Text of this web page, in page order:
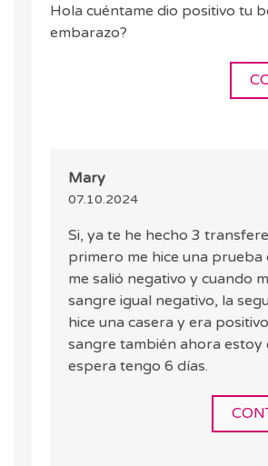
Hola cuéntame dio positivo tu
embarazo?
Mary
07.10.2024
Si, ya te he hecho 3
primero me hice una prueba
me salió negativo y cuando
sangre igual negativo, la
hice una casera y era
sangre también ahora estoy
espera tengo 6 días.